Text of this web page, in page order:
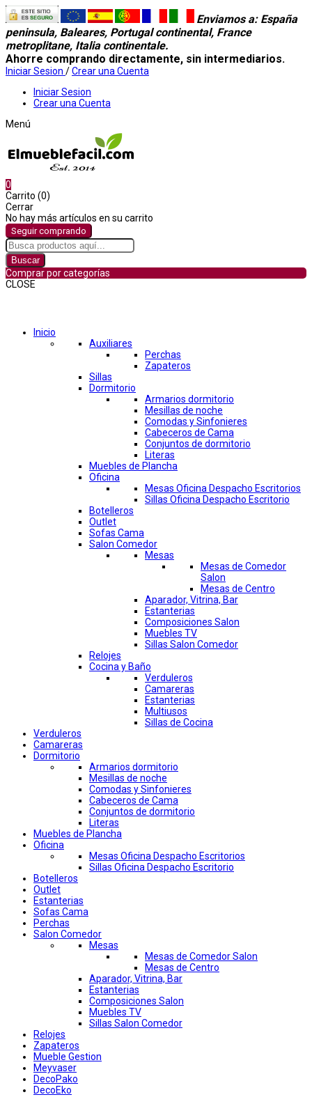
Enviamos a: España
peninsula, Baleares, Portugal continental, France
metroplitane, Italia continentale.
Ahorre comprando directamente, sin intermediarios.
Iniciar Sesion /Crear una Cuenta
Iniciar Sesion
Crear una Cuenta
Menú
0
Carrito (0)
Cerrar
No hay más artículos en su carrito
Seguir comprando
Buscar
Comprar por categorías
CLOSE
Inicio
Auxiliares
Perchas
Zapateros
Sillas
Dormitorio
Armarios dormitorio
Mesillas de noche
Comodas y Sinfonieres
Cabeceros de Cama
Conjuntos de dormitorio
Literas
Muebles de Plancha
Oficina
Mesas Oficina Despacho Escritorios
Sillas Oficina Despacho Escritorio
Botelleros
Outlet
Sofas Cama
Salon Comedor
Mesas
Mesas de Comedor
Salon
Mesas de Centro
Aparador, Vitrina, Bar
Estanterias
Composiciones Salon
Muebles TV
Sillas Salon Comedor
Relojes
Cocina y Baño
Verduleros
Camareras
Estanterias
Multiusos
Sillas de Cocina
Verduleros
Camareras
Dormitorio
Armarios dormitorio
Mesillas de noche
Comodas y Sinfonieres
Cabeceros de Cama
Conjuntos de dormitorio
Literas
Muebles de Plancha
Oficina
Mesas Oficina Despacho Escritorios
Sillas Oficina Despacho Escritorio
Botelleros
Outlet
Estanterias
Sofas Cama
Perchas
Salon Comedor
Mesas
Mesas de Comedor Salon
Mesas de Centro
Aparador, Vitrina, Bar
Estanterias
Composiciones Salon
Muebles TV
Sillas Salon Comedor
Relojes
Zapateros
Mueble Gestion
Meyvaser
DecoPako
DecoEko